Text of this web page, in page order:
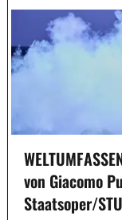
von Giacomo
Staatsoper/